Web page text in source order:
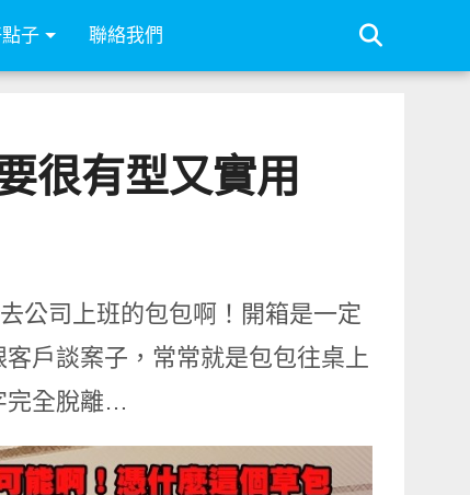
子 聯絡我們
很有型又實用
公司上班的包包啊！開箱是一定
戶談案子，常常就是包包往桌上
完全脫離…